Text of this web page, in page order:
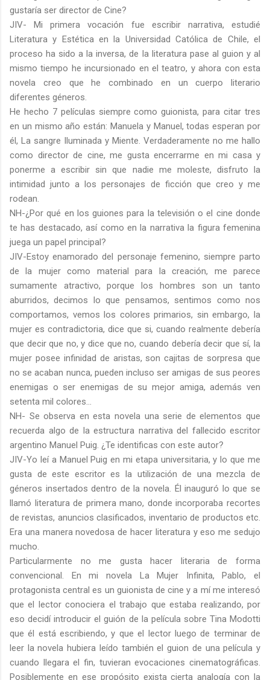
gustaría ser director de Cine?
JIV- Mi primera vocación fue escribir narrativa, estudié
Literatura y Estética en la Universidad Católica de Chile, el
proceso ha sido a la inversa, de la literatura pase al guion y al
mismo tiempo he incursionado en el teatro, y ahora con esta
novela creo que he combinado en un cuerpo literario
diferentes géneros.
He hecho 7 películas siempre como guionista, para citar tres
en un mismo año están: Manuela y Manuel, todas esperan por
él, La sangre Iluminada y Miente. Verdaderamente no me hallo
como director de cine, me gusta encerrarme en mi casa y
ponerme a escribir sin que nadie me moleste, disfruto la
intimidad junto a los personajes de ficción que creo y me
rodean.
NH-¿Por qué en los guiones para la televisión o el cine donde
te has destacado, así como en la narrativa la figura femenina
juega un papel principal?
JIV-Estoy enamorado del personaje femenino, siempre parto
de la mujer como material para la creación, me parece
sumamente atractivo, porque los hombres son un tanto
aburridos, decimos lo que pensamos, sentimos como nos
comportamos, vemos los colores primarios, sin embargo, la
mujer es contradictoria, dice que si, cuando realmente debería
que decir que no, y dice que no, cuando debería decir que sí, la
mujer posee infinidad de aristas, son cajitas de sorpresa que
no se acaban nunca, pueden incluso ser amigas de sus peores
enemigas o ser enemigas de su mejor amiga, además ven
setenta mil colores…
NH- Se observa en esta novela una serie de elementos que
recuerda algo de la estructura narrativa del fallecido escritor
argentino Manuel Puig. ¿Te identificas con este autor?
JIV-Yo leí a Manuel Puig en mi etapa universitaria, y lo que me
gusta de este escritor es la utilización de una mezcla de
géneros insertados dentro de la novela. Él inauguró lo que se
llamó literatura de primera mano, donde incorporaba recortes
de revistas, anuncios clasificados, inventario de productos etc.
Era una manera novedosa de hacer literatura y eso me sedujo
mucho.
Particularmente no me gusta hacer literaria de forma
convencional. En mi novela La Mujer Infinita, Pablo, el
protagonista central es un guionista de cine y a mí me interesó
que el lector conociera el trabajo que estaba realizando, por
eso decidí introducir el guión de la película sobre Tina Modotti
que él está escribiendo, y que el lector luego de terminar de
leer la novela hubiera leído también el guion de una película y
cuando llegara el fin, tuvieran evocaciones cinematográficas.
Posiblemente en ese propósito exista cierta analogía con la